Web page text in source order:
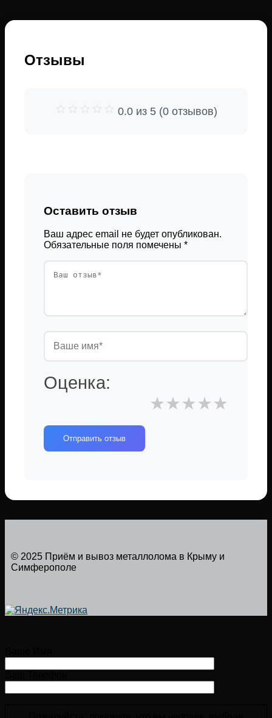
Отзывы
0.0 из 5 (0 отзывов)
Оставить отзыв
Ваш адрес email не будет опубликован.
Обязательные поля помечены *
Оценка:
★
★
★
★
★
Отправить отзыв
© 2025 Приём и вывоз металлолома в Крыму и
Симферополе